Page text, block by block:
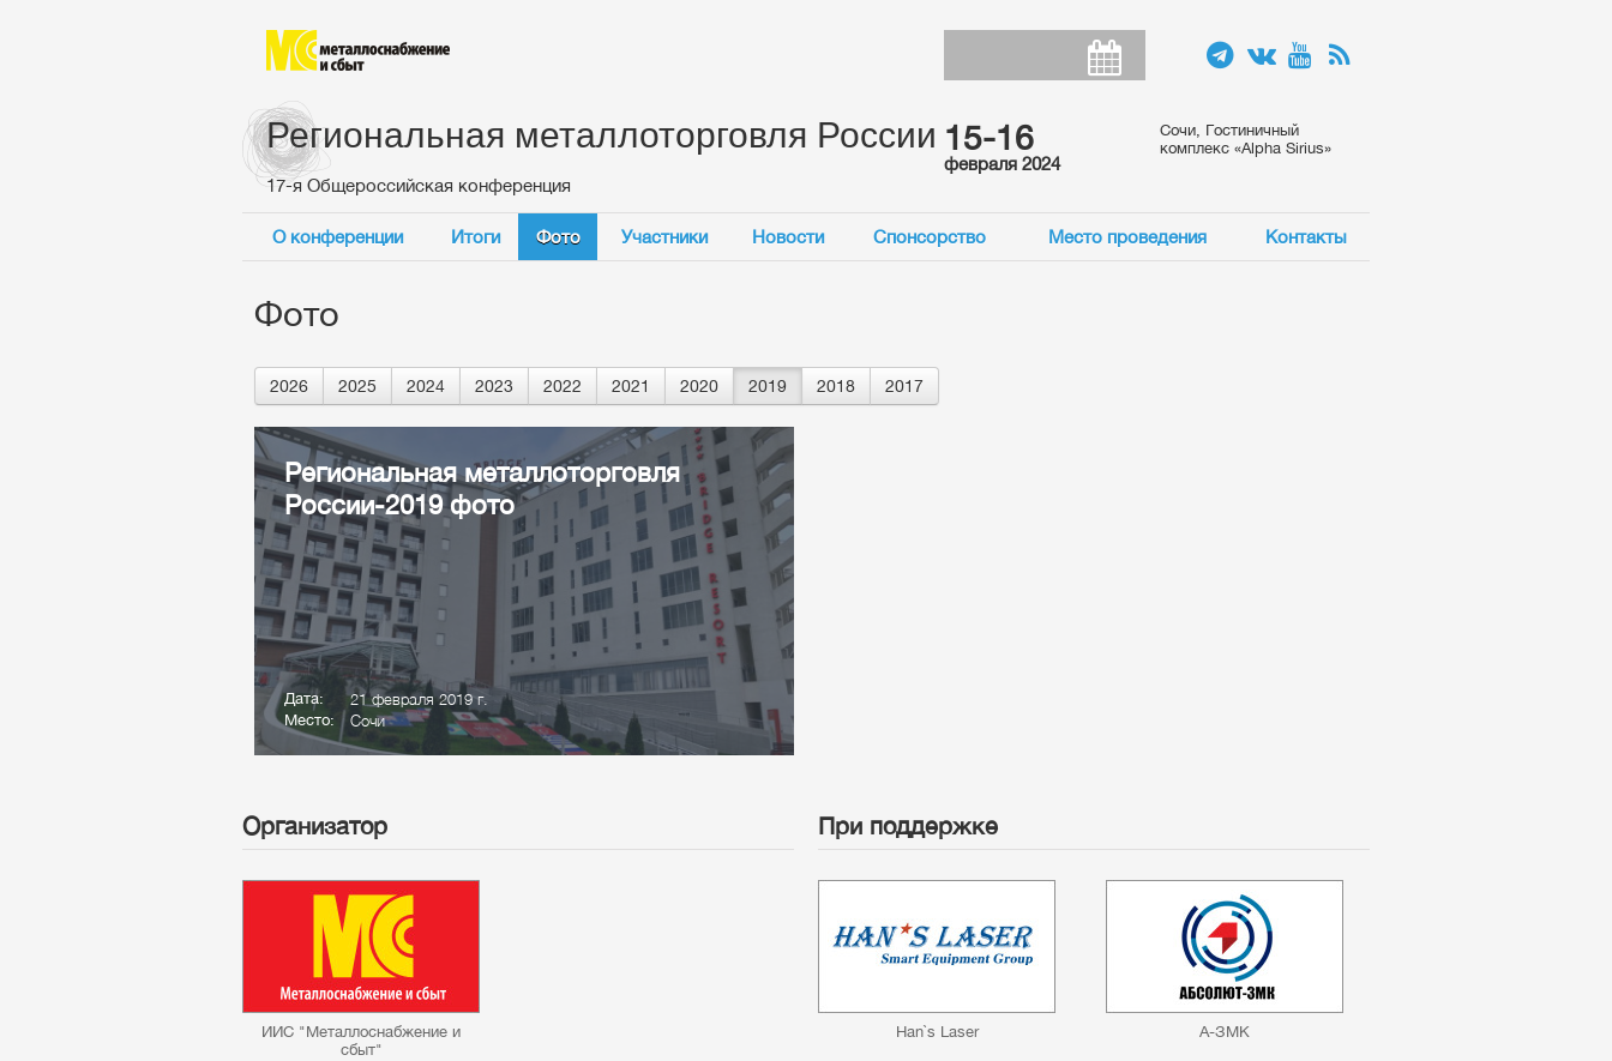
Региональная металлоторговля России
17-я Общероссийская конференция
15-16
февраля 2024
Сочи, Гостиничный
комплекс «Alpha Sirius»
О конференции Итоги Фото Участники Новости Спонсорство Место проведения Контакты
Фото
2026 2025 2024 2023 2022 2021 2020 2019 2018 2017
Региональная металлоторговля
России-2019 фото
Дата: 21 февраля 2019 г.
Место: Сочи
Организатор
ИИС "Металлоснабжение и
сбыт"
При поддержке
Han`s Laser А-ЗМК